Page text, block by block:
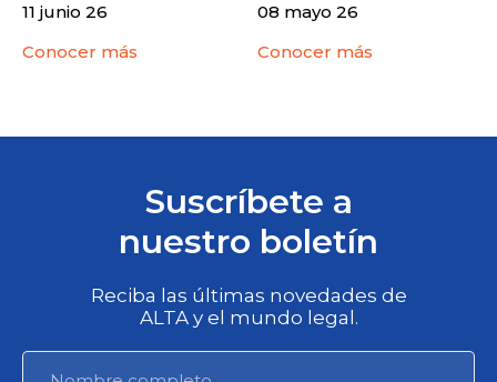
11 junio 26
Conocer más
08 mayo 26
Conocer más
Suscríbete a
nuestro boletín
Reciba las últimas novedades de
ALTA y el mundo legal.